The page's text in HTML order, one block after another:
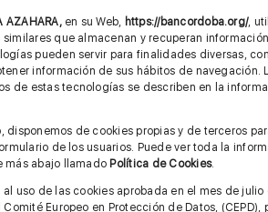
AZAHARA, en su Web, https://bancordoba.org/,
que almacenan y recuperan
pueden servir para finalidades diversas,
información de sus hábitos de navegación.
de estas tecnologías se describen en la
disponemos de cookies propias y de terceros
de los usuarios. Puede ver toda la
más abajo llamado Política de Cookies.
al uso de las cookies aprobada en el mes de julio
Europeo en Protección de Datos, (CEPD),
Imagen corporativa
Cita previa FAGA
Condiciones de Uso Web